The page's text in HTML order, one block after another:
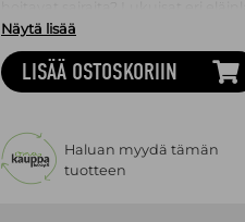
ne ovat ihmistä etevämpiä
Tämä Tietopala selvittää, miten
auttavat meitä niin arjen
ympäri maailmaa. Tietokirjan
hauskaa.
on helsinkiläinen
erikoistunut muun muassa
Eläimet työn touhussaon hänen
Näytä lisää
LISÄÄ OSTOSKORIIN
Haluan myydä tämän
tuotteen